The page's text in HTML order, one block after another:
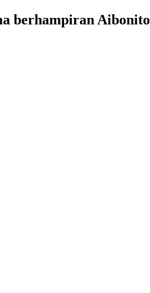
berhampiran Aibonito